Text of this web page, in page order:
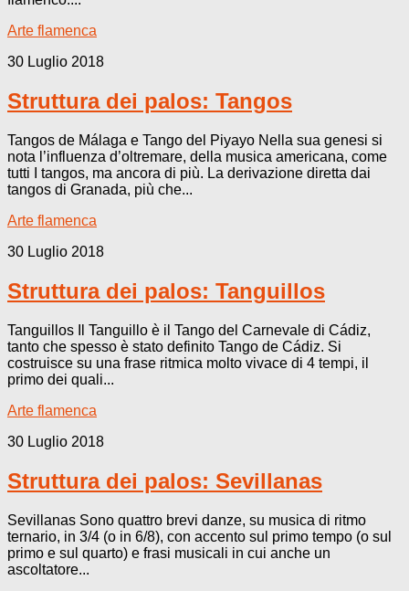
Arte flamenca
30 Luglio 2018
Struttura dei palos: Tangos
Tangos de Málaga e Tango del Piyayo Nella sua genesi si
nota l’influenza d’oltremare, della musica americana, come
tutti I tangos, ma ancora di più. La derivazione diretta dai
tangos di Granada, più che...
Arte flamenca
30 Luglio 2018
Struttura dei palos: Tanguillos
Tanguillos Il Tanguillo è il Tango del Carnevale di Cádiz,
tanto che spesso è stato definito Tango de Cádiz. Si
costruisce su una frase ritmica molto vivace di 4 tempi, il
primo dei quali...
Arte flamenca
30 Luglio 2018
Struttura dei palos: Sevillanas
Sevillanas Sono quattro brevi danze, su musica di ritmo
ternario, in 3/4 (o in 6/8), con accento sul primo tempo (o sul
primo e sul quarto) e frasi musicali in cui anche un
ascoltatore...